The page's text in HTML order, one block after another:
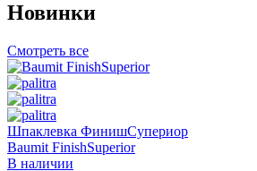
Новинки
Смотреть все
Шпаклевка ФинишСупериор
Baumit FinishSuperior
В наличии